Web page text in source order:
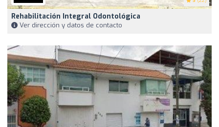
Rehabilitación Integral Odontológica
Ver dirección y datos de contacto